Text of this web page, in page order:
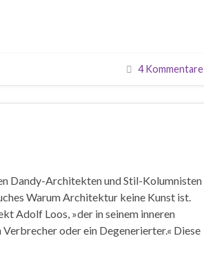
4 Kommentare
Dandy-Architekten und Stil-Kolumnisten
Warum Architektur keine Kunst ist.
Adolf Loos, »der in seinem inneren
oder ein Degenerierter.« Diese